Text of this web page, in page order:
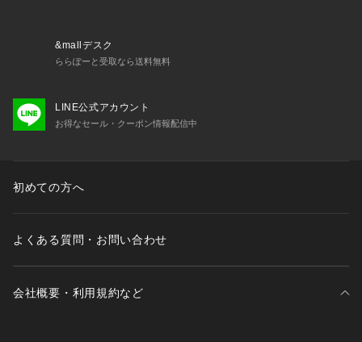
&mallデスク
ららぽーと受取なら送料無料
LINE公式アカウント
お得なセール・クーポン情報配信中
初めての方へ
よくある質問・お問い合わせ
会社概要・利用規約など